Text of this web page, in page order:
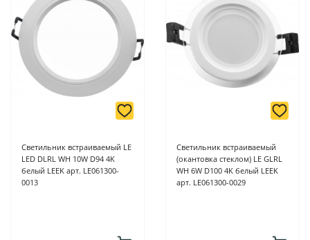
Светильник встраиваемый LE
LED DLRL WH 10W D94 4K
белый LEEK арт. LE061300-
0013
Светильник встраиваемый
(окантовка стеклом) LE GLRL
WH 6W D100 4K белый LEEK
арт. LE061300-0029